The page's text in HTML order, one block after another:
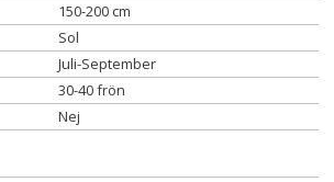
150-200 cm
Sol
Juli-September
30-40 frön
Nej